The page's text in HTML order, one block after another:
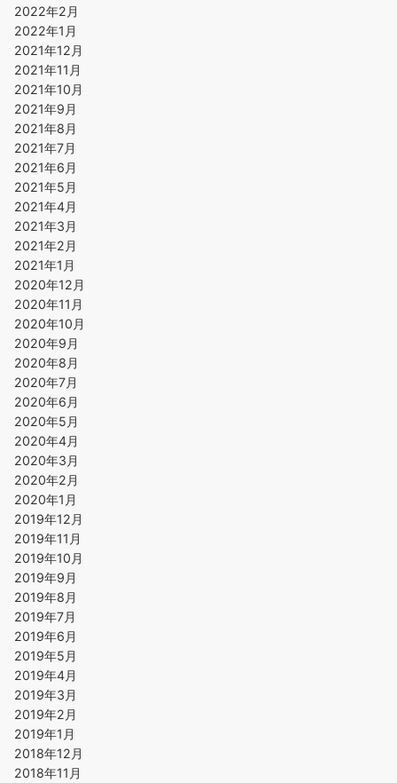
2022年2月
2022年1月
2021年12月
2021年11月
2021年10月
2021年9月
2021年8月
2021年7月
2021年6月
2021年5月
2021年4月
2021年3月
2021年2月
2021年1月
2020年12月
2020年11月
2020年10月
2020年9月
2020年8月
2020年7月
2020年6月
2020年5月
2020年4月
2020年3月
2020年2月
2020年1月
2019年12月
2019年11月
2019年10月
2019年9月
2019年8月
2019年7月
2019年6月
2019年5月
2019年4月
2019年3月
2019年2月
2019年1月
2018年12月
2018年11月